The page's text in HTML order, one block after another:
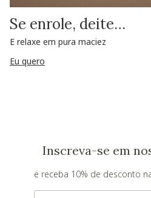
Se enrole, deite…
E relaxe em pura maciez
Eu quero
Inscreva-se em
e receba 10% de desconto
E-mail